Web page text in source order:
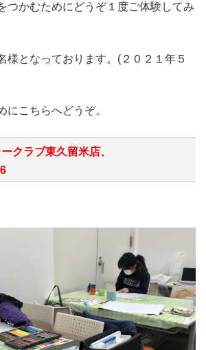
つかむためにどうぞ１度ご体験してみ
様となっております。(２０２１年５
にこちらへどうぞ。
クラブ東久留米店、